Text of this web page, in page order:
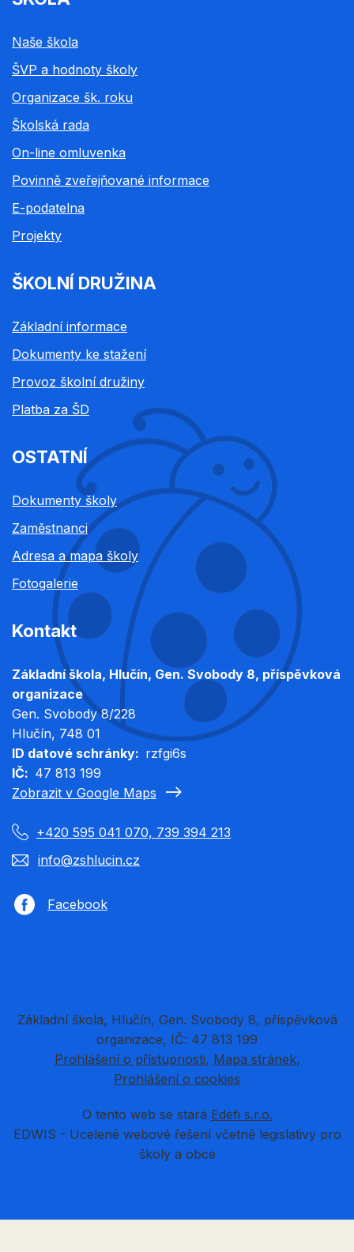
Naše škola
ŠVP a hodnoty školy
Organizace šk. roku
Školská rada
On-line omluvenka
Povinně zveřejňované informace
E-podatelna
Projekty
ŠKOLNÍ DRUŽINA
Základní informace
Dokumenty ke stažení
Provoz školní družiny
Platba za ŠD
OSTATNÍ
Dokumenty školy
Zaměstnanci
Adresa a mapa školy
Fotogalerie
Kontakt
Základní škola, Hlučín, Gen. Svobody 8, příspěvková
organizace
Gen. Svobody 8/228
Hlučín, 748 01
ID datové schránky
rzfgi6s
IČ
47 813 199
Zobrazit v Google Maps
+420 595 041 070, 739 394 213
info@zshlucin.cz
Facebook
Základní škola, Hlučín, Gen. Svobody 8, příspěvková
organizace, IČ: 47 813 199
Prohlášení o přístupnosti Mapa stránek
Prohlášení o cookies
O tento web se stará Edefi s.r.o.
EDWIS - Ucelené webové řešení včetně legislativy pro
školy a obce